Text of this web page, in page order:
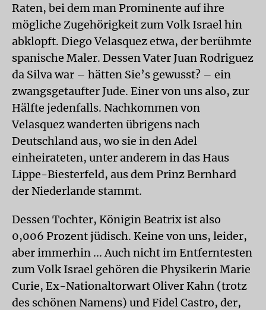
Raten, bei dem man Prominente auf ihre
mögliche Zugehörigkeit zum Volk Israel hin
abklopft. Diego Velasquez etwa, der berühmte
spanische Maler. Dessen Vater Juan Rodriguez
da Silva war – hätten Sie’s gewusst? – ein
zwangsgetaufter Jude. Einer von uns also, zur
Hälfte jedenfalls. Nachkommen von
Velasquez wanderten übrigens nach
Deutschland aus, wo sie in den Adel
einheirateten, unter anderem in das Haus
Lippe-Biesterfeld, aus dem Prinz Bernhard
der Niederlande stammt.
Dessen Tochter, Königin Beatrix ist also
0,006 Prozent jüdisch. Keine von uns, leider,
aber immerhin ... Auch nicht im Entferntesten
zum Volk Israel gehören die Physikerin Marie
Curie, Ex-Nationaltorwart Oliver Kahn (trotz
des schönen Namens) und Fidel Castro, der,